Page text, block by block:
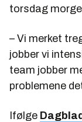
torsdag
– Vi merket
jobber vi
team jobber
problemene
Ifølge